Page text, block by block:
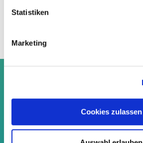
Statistiken
Marketing
Cookies zulassen
Gesamtverband der deutschen
Kontakt
Türlenstraße 6